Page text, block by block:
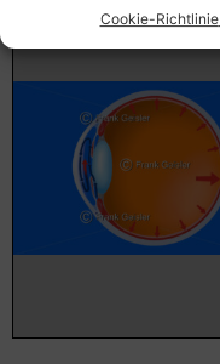
Cookie-Richtlinie